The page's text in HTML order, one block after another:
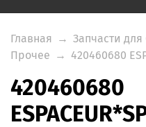
Главная → Запчасти для
Прочее → 420460680
420460680